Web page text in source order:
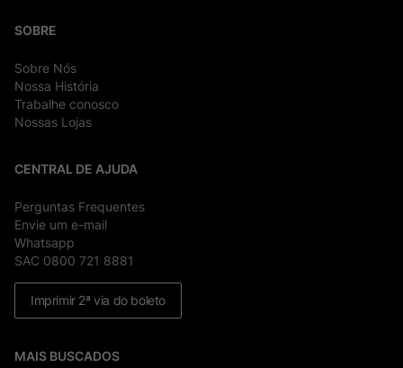
SOBRE
Sobre Nós
Nossa História
Trabalhe conosco
Nossas Lojas
CENTRAL DE AJUDA
Perguntas Frequentes
Envie um e-mail
Whatsapp
SAC 0800 721 8881
Imprimir 2ª via do boleto
MAIS BUSCADOS